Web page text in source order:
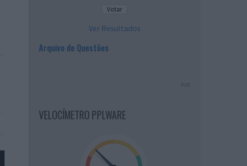
Ver Resultados
Arquivo de Questões
PUB
VELOCÍMETRO PPLWARE